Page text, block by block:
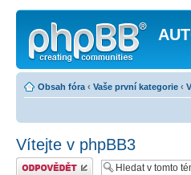
Obsah fóra ‹ Vaše první kategorie ‹
Vítejte v phpBB3
Odeslat odpověď